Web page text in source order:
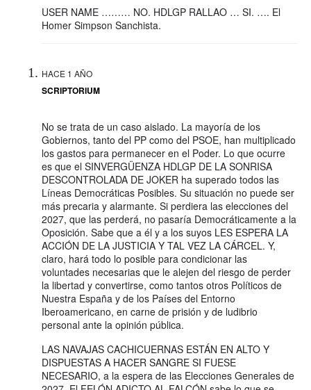
USER NAME ……… NO. HDLGP RALLAO … SI. …. El
Homer Simpson Sanchista.
HACE 1 AÑO
SCRIPTORIUM
No se trata de un caso aislado. La mayoría de los
Gobiernos, tanto del PP como del PSOE, han multiplicado
los gastos para permanecer en el Poder. Lo que ocurre
es que el SINVERGÜENZA HDLGP DE LA SONRISA
DESCONTROLADA DE JOKER ha superado todos las
Líneas Democráticas Posibles. Su situación no puede ser
más precaria y alarmante. Si perdiera las elecciones del
2027, que las perderá, no pasaría Democráticamente a la
Oposición. Sabe que a él y a los suyos LES ESPERA LA
ACCIÓN DE LA JUSTICIA Y TAL VEZ LA CÁRCEL. Y,
claro, hará todo lo posible para condicionar las
voluntades necesarias que le alejen del riesgo de perder
la libertad y convertirse, como tantos otros Políticos de
Nuestra España y de los Países del Entorno
Iberoamericano, en carne de prisión y de ludibrio
personal ante la opinión pública.
LAS NAVAJAS CACHICUERNAS ESTÁN EN ALTO Y
DISPUESTAS A HACER SANGRE SI FUESE
NECESARIO, a la espera de las Elecciones Generales de